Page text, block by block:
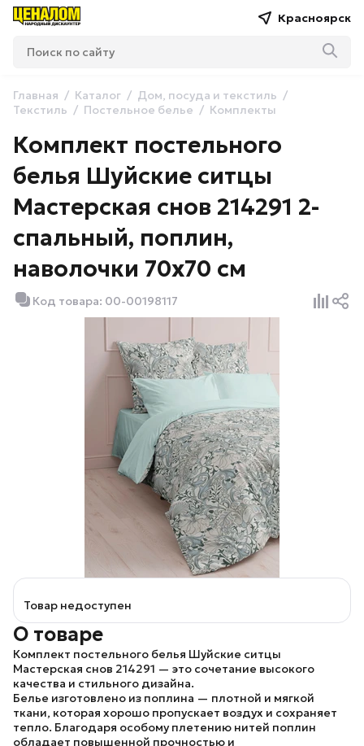
Красноярск
Главная Каталог
Дом, посуда и текстиль
Текстиль
Постельное белье Комплекты
Комплект постельного
белья Шуйские ситцы
Мастерская снов 214291 2-
спальный, поплин,
наволочки 70х70 см
Код товара: 00-00198117
Товар недоступен
О товаре
Комплект постельного белья Шуйские ситцы
Мастерская снов 214291 — это сочетание высокого
качества и стильного дизайна.
Белье изготовлено из поплина — плотной и мягкой
ткани, которая хорошо пропускает воздух и сохраняет
тепло. Благодаря особому плетению нитей поплин
обладает повышенной прочностью и